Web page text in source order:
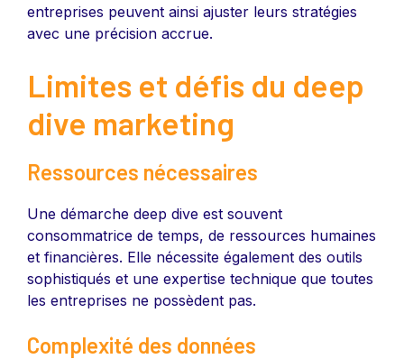
entreprises peuvent ainsi ajuster leurs stratégies
avec une précision accrue.
Limites et défis du deep
dive marketing
Ressources nécessaires
Une démarche deep dive est souvent
consommatrice de temps, de ressources humaines
et financières. Elle nécessite également des outils
sophistiqués et une expertise technique que toutes
les entreprises ne possèdent pas.
Complexité des données